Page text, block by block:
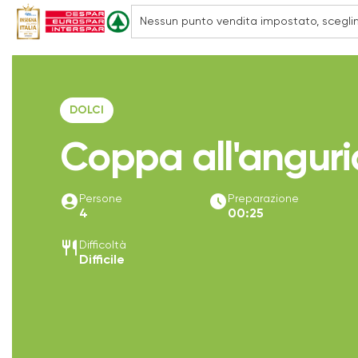
DOLCI
Coppa
account_circle Persone
4
access_time_filled Preparazione
00:25
restaurant Difficoltà
Difficile